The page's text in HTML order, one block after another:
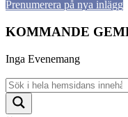
Prenumerera på nya inlägg
KOMMANDE
Inga Evenemang